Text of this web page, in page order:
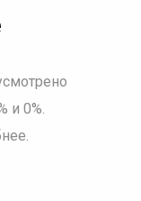
и 0%.